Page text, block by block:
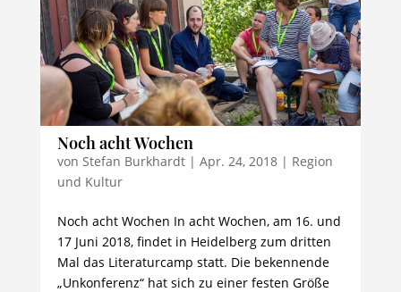
Noch acht Wochen
von Stefan Burkhardt| Apr. 24, 2018| Region
und Kultur
Noch acht Wochen In acht Wochen, am 16. und
17 Juni 2018, findet in Heidelberg zum dritten
Mal das Literaturcamp statt. Die bekennende
„Unkonferenz“ hat sich zu einer festen Größe